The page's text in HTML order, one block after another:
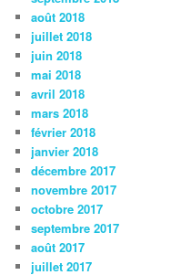
août 2018
juillet 2018
juin 2018
mai 2018
avril 2018
mars 2018
février 2018
janvier 2018
décembre 2017
novembre 2017
octobre 2017
septembre 2017
août 2017
juillet 2017